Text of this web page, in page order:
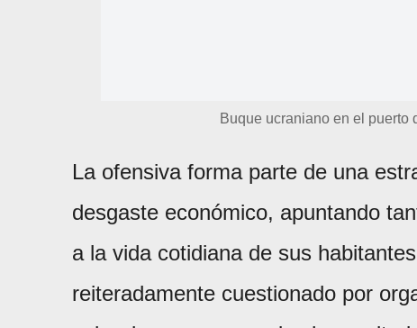
Buque ucraniano en el puerto
La ofensiva forma parte de una
desgaste económico, apuntando
a la vida cotidiana de sus
reiteradamente cuestionado por